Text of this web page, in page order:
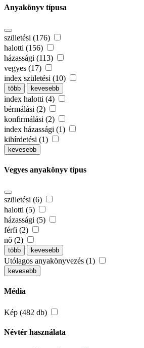
Anyakönyv típusa
születési (176)
halotti (156)
házassági (113)
vegyes (17)
index születési (10)
több kevesebb
index halotti (4)
bérmálási (2)
konfirmálási (2)
index házassági (1)
kihírdetési (1)
kevesebb
Vegyes anyakönyv típus
születési (6)
halotti (5)
házassági (5)
férfi (2)
nő (2)
több kevesebb
Utólagos anyakönyvezés (1)
kevesebb
Média
Kép (482 db)
Névtér használata